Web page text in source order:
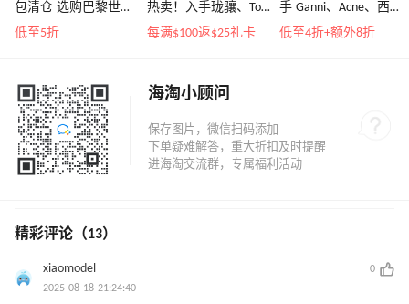
包清仓 选购巴黎世
家、Toteme、西太后
低至5折
热卖！入手珑骧、Tory
Burch、拉夫劳伦等
每满$100返$25礼卡
手 Ganni、Acne、西太
后等
低至4折+额外8折
海淘小顾问
精彩评论（13）
xiaomodel
0
2025-08-18 21:24:40